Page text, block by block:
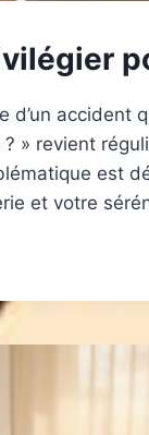
accident
revient
est
et votre